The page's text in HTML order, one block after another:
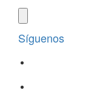
Síguenos